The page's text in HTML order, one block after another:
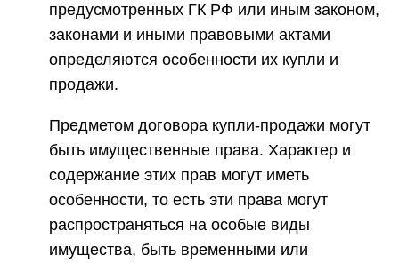
предусмотренных ГК РФ или иным законом,
законами и иными правовыми актами
определяются особенности их купли и
продажи.
Предметом договора купли-продажи могут
быть имущественные права. Характер и
содержание этих прав могут иметь
особенности, то есть эти права могут
распространяться на особые виды
имущества, быть временными или